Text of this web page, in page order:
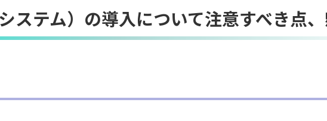
ステム）の導入について注意すべき点
ーマンス Cookie
ティング Cookie
先は Cookie であり、対象となるのはサイト訪問者
す。各カテゴリをクリックすることで、それらの